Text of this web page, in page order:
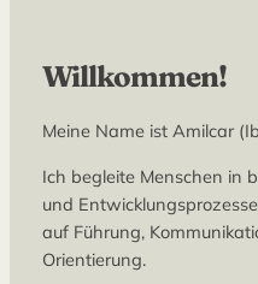
Willkommen!
Meine Name ist Amilcar
Ich begleite Menschen in
und
auf Führung,
Orientierung.